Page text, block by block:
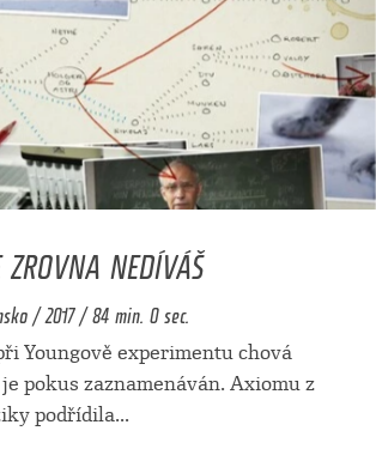
NEDÍVÁŠ
/ 2017 / 84 min. 0 sec.
Youngově experimentu chová
pokus zaznamenáván. Axiomu z
podřídila...